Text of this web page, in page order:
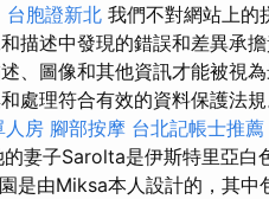
台胞證新北 我們不對網站上的
描述中發現的錯誤和差異承擔
、圖像和其他資訊才能被視為
處理符合有效的資料保護法
人房 腳部按摩 台北記帳士推薦
妻子Sarolta是伊斯特里亞白
是由Miksa本人設計的，其中